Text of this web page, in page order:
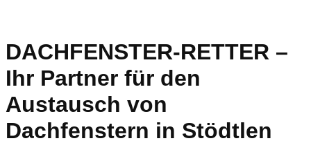
DACHFENSTER-RETTER –
Ihr Partner für den
Austausch von
Dachfenstern in Stödtlen